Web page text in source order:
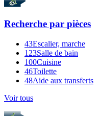
Recherche par pièces
43Escalier, marche
123Salle de bain
100Cuisine
46Toilette
48Aide aux transferts
Voir tous